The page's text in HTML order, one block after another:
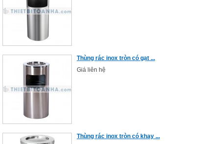
Thùng rác inox tròn có gạt ...
Giá liên hệ
Thùng rác inox tròn có khay ...